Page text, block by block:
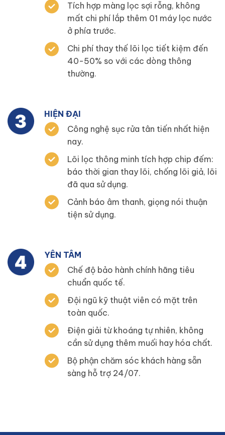
Tích hợp màng lọc sợi rỗng, không
mất chi phí lắp thêm 01 máy lọc nước
ở phía trước.
Chi phí thay thế lõi lọc tiết kiệm đến
40-50% so với các dòng thông
thường.
HIỆN ĐẠI
Công nghệ sục rửa tân tiến nhất hiện
nay.
Lõi lọc thông minh tích hợp chip đếm:
báo thời gian thay lõi, chống lõi giả, lõi
đã qua sử dụng.
Cảnh báo âm thanh, giọng nói thuận
tiện sử dụng.
YÊN TÂM
Chế độ bảo hành chính hãng tiêu
chuẩn quốc tế.
Đội ngũ kỹ thuật viên có mặt trên
toàn quốc.
Điện giải từ khoáng tự nhiên, không
cần sử dụng thêm muối hay hóa chất.
Bộ phận chăm sóc khách hàng sẵn
sàng hỗ trợ 24/07.